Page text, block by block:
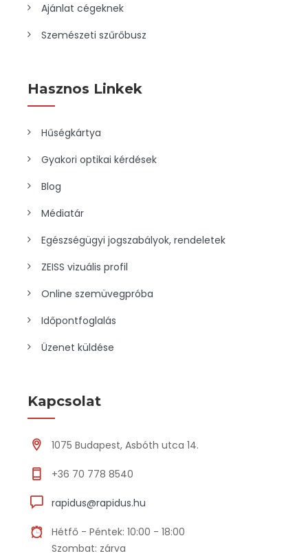
Ajánlat cégeknek
Szemészeti szűrőbusz
Hasznos Linkek
Hűségkártya
Gyakori optikai kérdések
Blog
Médiatár
Egészségügyi jogszabályok, rendeletek
ZEISS vizuális profil
Online szemüvegpróba
Időpontfoglalás
Üzenet küldése
Kapcsolat
1075 Budapest, Asbóth utca 14.
+36 70 778 8540
rapidus@rapidus.hu
Hétfő - Péntek: 10:00 - 18:00
Szombat: zárva